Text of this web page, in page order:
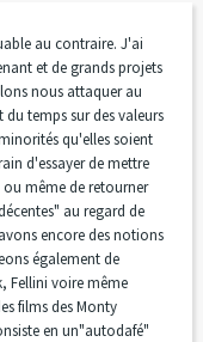
au contraire. J'ai
et de grands projets
nous attaquer au
temps sur des valeurs
qu'elles soient
d'essayer de mettre
même de retourner
au regard de
encore des notions
également de
Fellini voire même
films des Monty
en un"autodafé"